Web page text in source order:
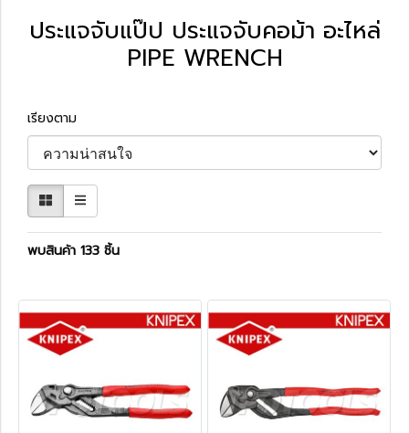
ประแจจับแป๊ป ประแจจับคอม้า อะไหล่
PIPE WRENCH
เรียงตาม
พบสินค้า 133 ชิ้น